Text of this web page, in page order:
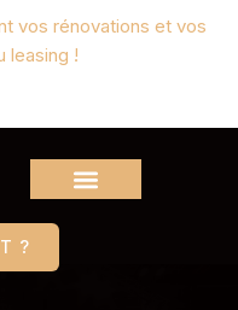
vos rénovations et vos
leasing !
?